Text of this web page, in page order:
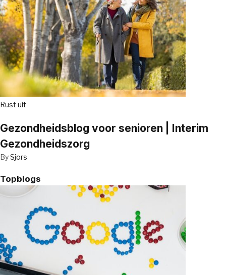
Rust uit
Gezondheidsblog voor senioren | Interim
Gezondheidszorg
BySjors
Topblogs